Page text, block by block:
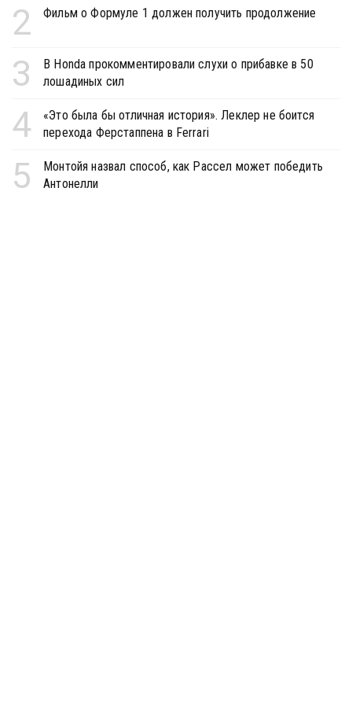
2 Фильм о Формуле 1 должен получить продолжение
3
В Honda прокомментировали слухи о прибавке в 50
лошадиных сил
4
«Это была бы отличная история». Леклер не боится
перехода Ферстаппена в Ferrari
5
Монтойя назвал способ, как Рассел может победить
Антонелли